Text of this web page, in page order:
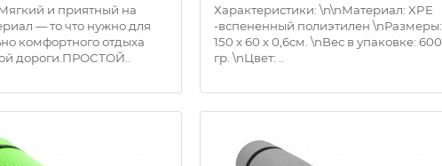
и приятный на
— то что нужно для
комфортного отдыха
дороги.ПРОСТОЙ..
Характеристики: \n\nМатериал: XPE
-вспененный полиэтилен \nРазмеры:
150 х 60 х 0,6см. \nВес в упаковке: 600
гр. \nЦвет: ..